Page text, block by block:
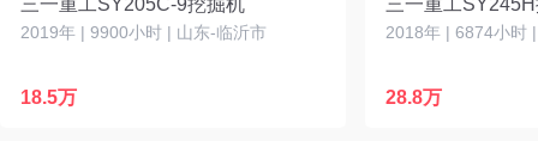
三一重工SY205C-9挖掘机
2019年 | 9900小时 | 山东-临沂市
18.5万
三一重工
2018年 | 6874小时
28.8万